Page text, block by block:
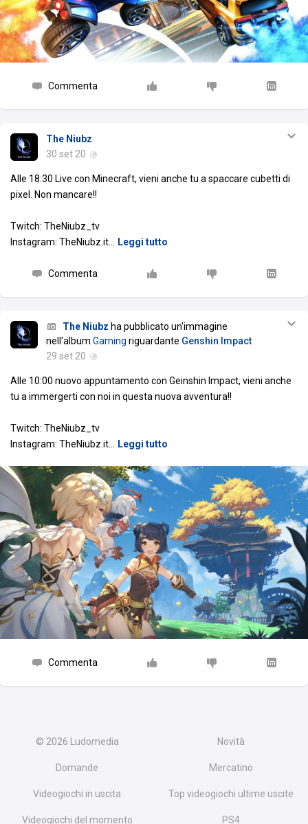
Commenta
The Niubz
30 set 20
Alle 18:30 Live con Minecraft, vieni anche tu a spaccare cubetti di
pixel. Non mancare!!
Twitch: TheNiubz_tv
Instagram: TheNiubz.it
Leggi tutto
Commenta
The Niubz ha pubblicato un'immagine
nell'album Gaming riguardante Genshin Impact
29 set 20
Alle 10:00 nuovo appuntamento con Geinshin Impact, vieni anche
tu a immergerti con noi in questa nuova avventura!!
Twitch: TheNiubz_tv
Instagram: TheNiubz.it
Leggi tutto
Commenta
© 2026 Ludomedia Novità
Domande Mercatino
Videogiochi in uscita Top videogiochi ultime uscite
Videogiochi del momento PS4